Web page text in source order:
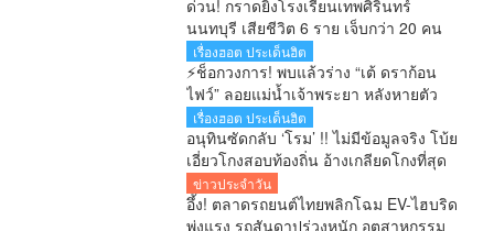
ด่วน! กราดยิงโรงเรียนเทพศิรินทร์
นนทบุรี เสียชีวิต 6 ราย เจ็บกว่า 20 คน
ตำรวจคุมสถานการณ์ได้แล้ว
เรื่องฮอต ประเด็นฮิต
⚡ช็อกวงการ! พบแล้วร่าง “เต้ ดราก้อน
ไฟว์” ลอยแม่น้ำเจ้าพระยา หลังหายตัว
ปริศนาตั้งแต่เช้ามืด
เรื่องฮอต ประเด็นฮิต
อนุทินซัดกลับ ‘โรม’ !! ไม่มีข้อมูลจริง โบ้ย
เอี่ยวโกงสอบท้องถิ่น อ้างเกลียดโกงที่สุด
ขู่เอาผิดข่าวปลอม
ข่าวประจำวัน
อึ้ง! ตลาดรถยนต์ไทยพลิกโฉม EV-ไฮบริด
พุ่งแรง รถสันดาปร่วงหนัก อุตสาหกรรม